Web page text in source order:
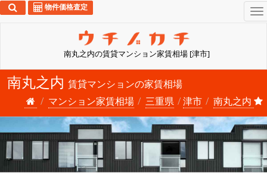
南丸之内の賃貸マンション家賃相場 [津市]
物件価格査定
南丸之内 賃貸マンションの家賃相場
マンション家賃相場
三重県 津市 南丸之内